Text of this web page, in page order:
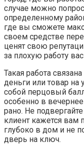
случае можно
определенному
где вы сможете
своем средстве
ценят свою
за плохую работу
Такая работа
деньги или товар на
собой перцовый
особенно в
рано. Не
клиент кажется вам
глубоко в дом и не
дверь на ключ.